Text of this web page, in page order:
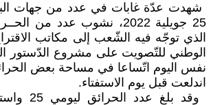
شهدت عدّة غابات في عدد من جهات
25 جويلية 2022، ‏نشوب عدد من
‏الذي توجّه فيه الشّعب إلى مكاتب
الوطني للتّصويت ‏على مشروع الدّستور
‏نفس اليوم اتّساعا في مساحة بعض
اندلعت قبل يوم ‏الاستفتاء.‏